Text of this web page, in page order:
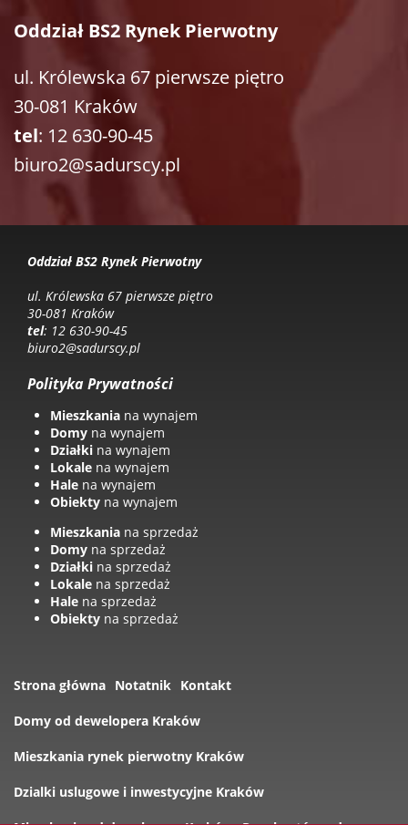
Oddział BS2 Rynek Pierwotny
ul. Królewska 67 pierwsze piętro
30-081 Kraków
tel: 12 630-90-45
biuro2@sadurscy.pl
Oddział BS2 Rynek Pierwotny
ul. Królewska 67 pierwsze piętro
30-081 Kraków
tel: 12 630-90-45
biuro2@sadurscy.pl
Polityka Prywatności
Mieszkania na wynajem
Domy na wynajem
Działki na wynajem
Lokale na wynajem
Hale na wynajem
Obiekty na wynajem
Mieszkania na sprzedaż
Domy na sprzedaż
Działki na sprzedaż
Lokale na sprzedaż
Hale na sprzedaż
Obiekty na sprzedaż
Strona główna Notatnik Kontakt
Domy od dewelopera Kraków
Mieszkania rynek pierwotny Kraków
Dzialki uslugowe i inwestycyjne Kraków